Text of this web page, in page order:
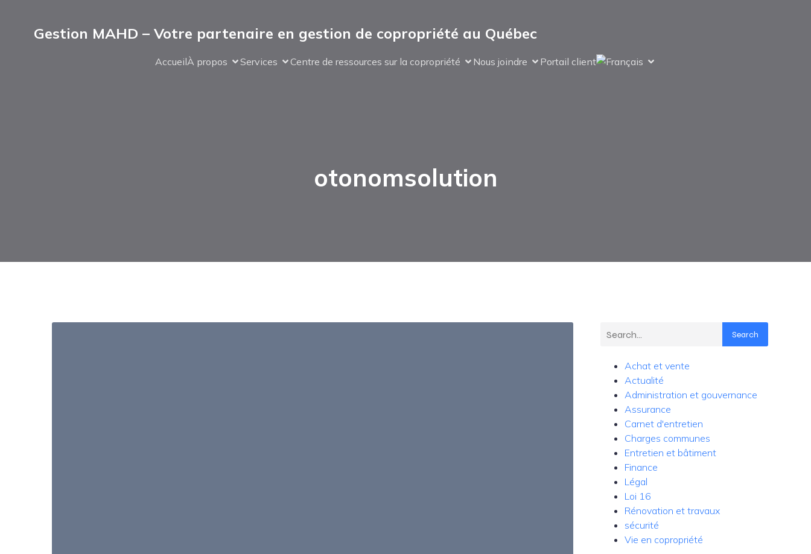
Gestion MAHD – Votre partenaire en gestion de copropriété au Québec
AccueilÀ propos Services Centre de ressources sur la copropriété Nous joindre Portail client
otonomsolution
Search
Achat et vente
Actualité
Administration et gouvernance
Assurance
Carnet d'entretien
Charges communes
Entretien et bâtiment
Finance
Légal
Loi 16
Rénovation et travaux
sécurité
Vie en copropriété